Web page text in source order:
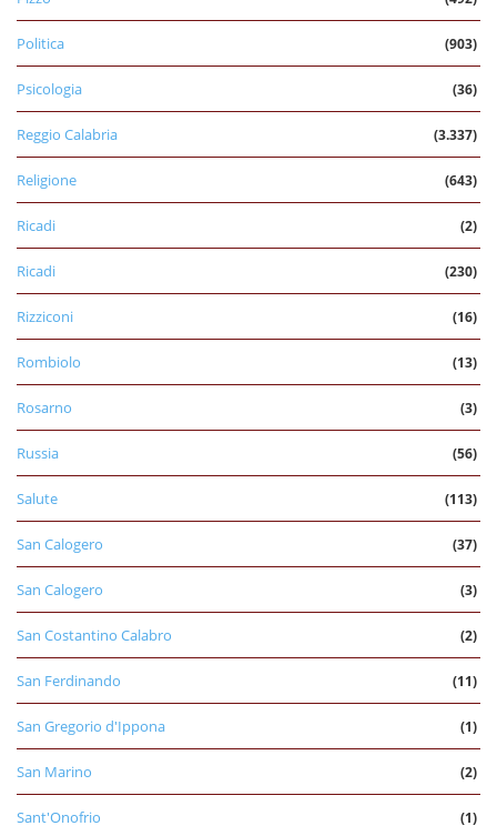
Politica (903)
Psicologia (36)
Reggio Calabria (3.337)
Religione (643)
Ricadi (2)
Ricadi (230)
Rizziconi (16)
Rombiolo (13)
Rosarno (3)
Russia (56)
Salute (113)
San Calogero (37)
San Calogero (3)
San Costantino Calabro (2)
San Ferdinando (11)
San Gregorio d'Ippona (1)
San Marino (2)
Sant'Onofrio (1)